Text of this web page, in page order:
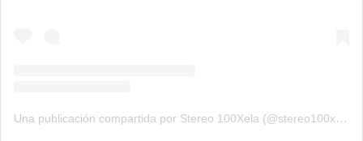
Una publicación compartida por Stereo 100Xela (@stereo100xela)